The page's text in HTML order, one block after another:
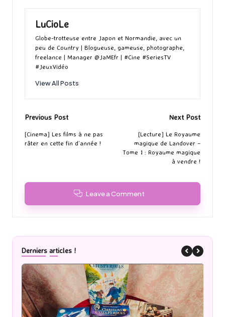
LuCioLe
Globe-trotteuse entre Japon et Normandie, avec un
peu de Country | Blogueuse, gameuse, photographe,
freelance | Manager @JaMEfr | #Cine #SeriesTV
#JeuxVidéo
View All Posts
Post
navigation
Previous Post
[Cinema] Les films à ne pas
râter en cette fin d’année !
Next Post
[Lecture] Le Royaume
magique de Landover –
Tome 1 : Royaume magique
à vendre !
Leave a Comment
Derniers articles !